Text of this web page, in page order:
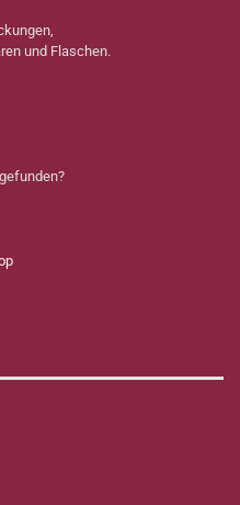
und Flaschen.